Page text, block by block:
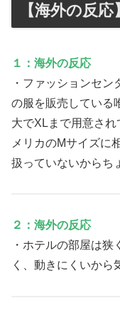
【海外の反応】
１：海外の反応
・ファッションセ
の服を販売している
大でXLまで用意さ
メリカのMサイズに
扱っていないからち
２：海外の反応
・ホテルの部屋は
く、動きにくいから